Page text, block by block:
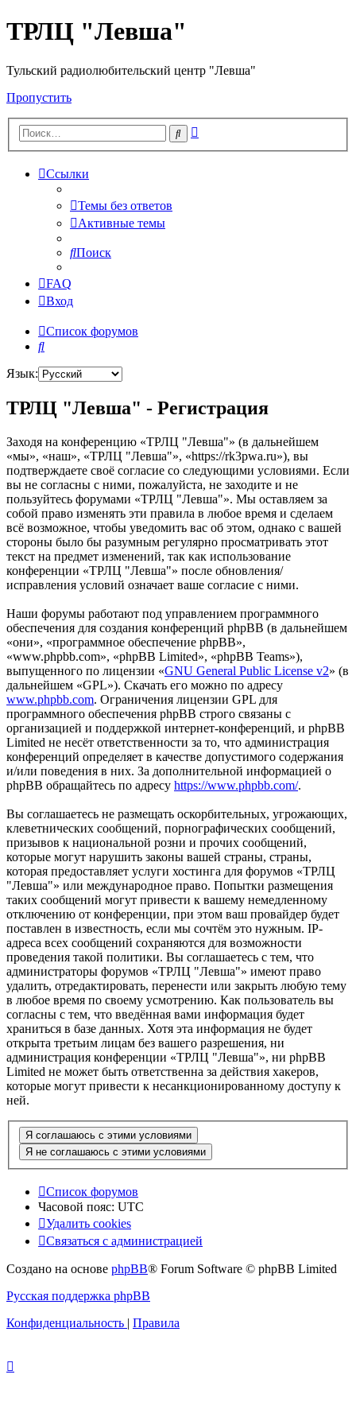
ТРЛЦ "Левша"
Тульский радиолюбительский центр "Левша"
Пропустить
Поиск
Ссылки
Темы без ответов
Активные темы
Поиск
FAQ
Вход
Список форумов
Поиск
Язык:
ТРЛЦ "Левша" - Регистрация
Заходя на конференцию «ТРЛЦ "Левша"» (в дальнейшем
«мы», «наш», «ТРЛЦ "Левша"», «https://rk3pwa.ru»), вы
подтверждаете своё согласие со следующими условиями. Если
вы не согласны с ними, пожалуйста, не заходите и не
пользуйтесь форумами «ТРЛЦ "Левша"». Мы оставляем за
собой право изменять эти правила в любое время и сделаем
всё возможное, чтобы уведомить вас об этом, однако с вашей
стороны было бы разумным регулярно просматривать этот
текст на предмет изменений, так как использование
конференции «ТРЛЦ "Левша"» после обновления/
исправления условий означает ваше согласие с ними.
Наши форумы работают под управлением программного
обеспечения для создания конференций phpBB (в дальнейшем
«они», «программное обеспечение phpBB»,
«www.phpbb.com», «phpBB Limited», «phpBB Teams»),
выпущенного по лицензии «GNU General Public License v2» (в
дальнейшем «GPL»). Скачать его можно по адресу
www.phpbb.com. Ограничения лицензии GPL для
программного обеспечения phpBB строго связаны с
организацией и поддержкой интернет-конференций, и phpBB
Limited не несёт ответственности за то, что администрация
конференций определяет в качестве допустимого содержания
и/или поведения в них. За дополнительной информацией о
phpBB обращайтесь по адресу https://www.phpbb.com/.
Вы соглашаетесь не размещать оскорбительных, угрожающих,
клеветнических сообщений, порнографических сообщений,
призывов к национальной розни и прочих сообщений,
которые могут нарушить законы вашей страны, страны,
которая предоставляет услуги хостинга для форумов «ТРЛЦ
"Левша"» или международное право. Попытки размещения
таких сообщений могут привести к вашему немедленному
отключению от конференции, при этом ваш провайдер будет
поставлен в известность, если мы сочтём это нужным. IP-
адреса всех сообщений сохраняются для возможности
проведения такой политики. Вы соглашаетесь с тем, что
администраторы форумов «ТРЛЦ "Левша"» имеют право
удалить, отредактировать, перенести или закрыть любую тему
в любое время по своему усмотрению. Как пользователь вы
согласны с тем, что введённая вами информация будет
храниться в базе данных. Хотя эта информация не будет
открыта третьим лицам без вашего разрешения, ни
администрация конференции «ТРЛЦ "Левша"», ни phpBB
Limited не может быть ответственна за действия хакеров,
которые могут привести к несанкционированному доступу к
ней.
Список форумов
Часовой пояс: UTC
Удалить cookies
Связаться с администрацией
Создано на основе phpBB® Forum Software © phpBB Limited
Русская поддержка phpBB
Конфиденциальность | Правила